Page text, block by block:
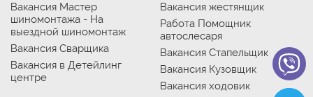
Вакансия Мастер
шиномонтажа - На
выездной шиномонтаж
Вакансия Сварщика
Вакансия в Детейлинг
центре
Вакансия жестянщик
Работа Помощник
автослесаря
Вакансия Стапельщик
Вакансия Кузовщик
Вакансия ходовик